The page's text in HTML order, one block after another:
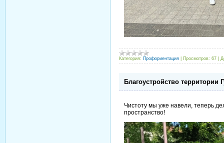
Категория: Профориентация Просмотров: 67
Благоустройство территории
Чистоту мы уже навели, теперь
пространство!